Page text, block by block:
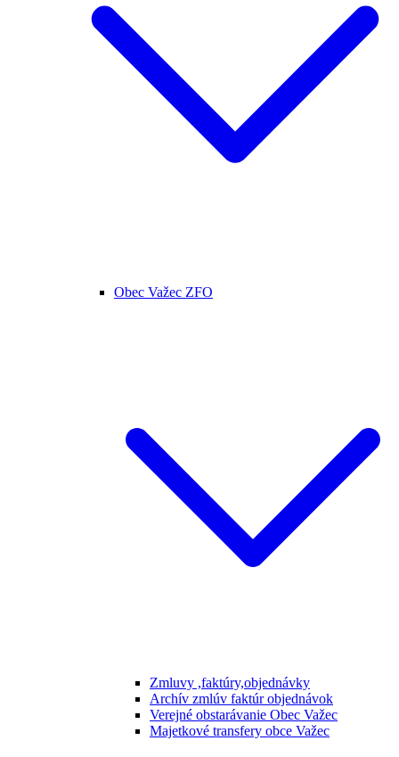
Obec Važec ZFO
Zmluvy ,faktúry,objednávky
Archív zmlúv faktúr objednávok
Verejné obstarávanie Obec Važec
Majetkové transfery obce Važec